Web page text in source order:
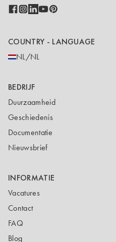
COUNTRY - LANGUAGE
NL/NL
BEDRIJF
Duurzaamheid
Geschiedenis
Documentatie
Nieuwsbrief
INFORMATIE
Vacatures
Contact
FAQ
Blog